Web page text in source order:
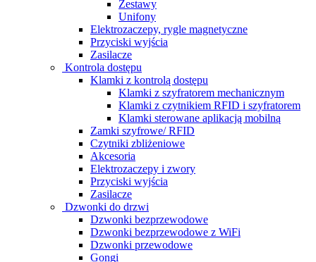
Zestawy
Unifony
Elektrozaczepy, rygle magnetyczne
Przyciski wyjścia
Zasilacze
Kontrola dostępu
Klamki z kontrolą dostępu
Klamki z szyfratorem mechanicznym
Klamki z czytnikiem RFID i szyfratorem
Klamki sterowane aplikacją mobilną
Zamki szyfrowe/ RFID
Czytniki zbliżeniowe
Akcesoria
Elektrozaczepy i zwory
Przyciski wyjścia
Zasilacze
Dzwonki do drzwi
Dzwonki bezprzewodowe
Dzwonki bezprzewodowe z WiFi
Dzwonki przewodowe
Gongi